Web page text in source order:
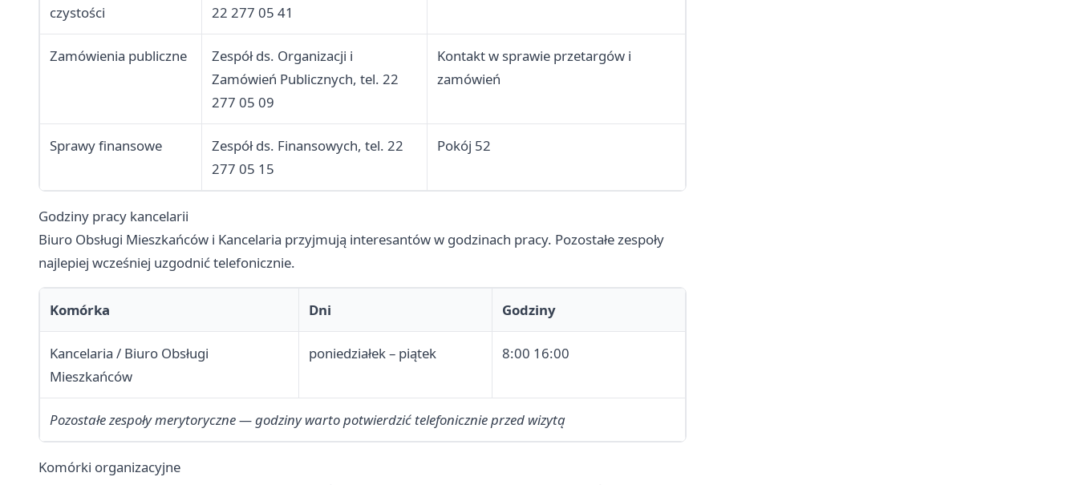
czystości
22 277 05 41
Zamówienia publiczne
Zespół ds. Organizacji i
Zamówień Publicznych, tel. 22
277 05 09
Kontakt w sprawie przetargów i
zamówień
Sprawy finansowe
Zespół ds. Finansowych, tel. 22
277 05 15
Pokój 52
Godziny pracy kancelarii
Biuro Obsługi Mieszkańców i Kancelaria przyjmują interesantów w godzinach pracy. Pozostałe zespoły
najlepiej wcześniej uzgodnić telefonicznie.
Komórka Dni Godziny
Kancelaria / Biuro Obsługi
Mieszkańców
poniedziałek – piątek 8:00 16:00
Pozostałe zespoły merytoryczne — godziny warto potwierdzić telefonicznie przed wizytą
Komórki organizacyjne